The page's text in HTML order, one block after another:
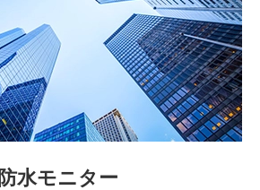
水モニター